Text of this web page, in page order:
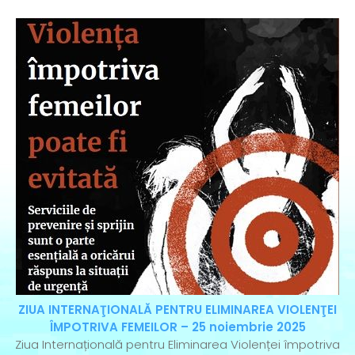
ZIUA INTERNAŢIONALĂ PENTRU ELIMINAREA VIOLENŢEI
ÎMPOTRIVA FEMEILOR – 25 noiembrie 2025
Ziua Internațională pentru Eliminarea Violenței împotriva